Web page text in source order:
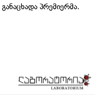
პრემიერმა.